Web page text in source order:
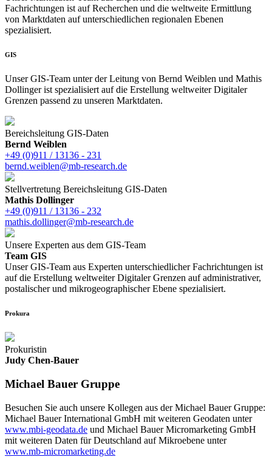
Fachrichtungen ist auf Recherchen und die weltweite Ermittlung
von Marktdaten auf unterschiedlichen regionalen Ebenen
spezialisiert.
GIS
Unser GIS-Team unter der Leitung von Bernd Weiblen und Mathis
Dollinger ist spezialisiert auf die Erstellung weltweiter Digitaler
Grenzen passend zu unseren Marktdaten.
Bereichsleitung GIS-Daten
Bernd Weiblen
+49 (0)911 / 13136 - 231
bernd.weiblen@mb-research.de
Stellvertretung Bereichsleitung GIS-Daten
Mathis Dollinger
+49 (0)911 / 13136 - 232
mathis.dollinger@mb-research.de
Unsere Experten aus dem GIS-Team
Team GIS
Unser GIS-Team aus Experten unterschiedlicher Fachrichtungen ist
auf die Erstellung weltweiter Digitaler Grenzen auf administrativer,
postalischer und mikrogeographischer Ebene spezialisiert.
Prokura
Prokuristin
Judy Chen-Bauer
Michael Bauer Gruppe
Besuchen Sie auch unsere Kollegen aus der Michael Bauer Gruppe:
Michael Bauer International GmbH mit weiteren Geodaten unter
www.mbi-geodata.de und Michael Bauer Micromarketing GmbH
mit weiteren Daten für Deutschland auf Mikroebene unter
www.mb-micromarketing.de